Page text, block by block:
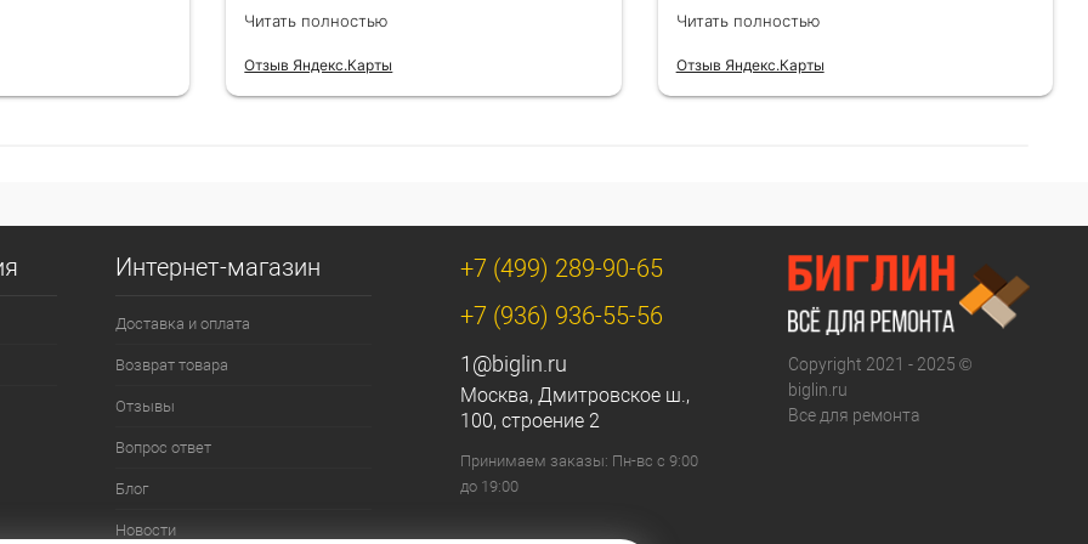
в
лишней суеты.
Читать полностью
Отзыв Яндекс.Карты
Цены адекватные.
Читать полностью
Отзыв Яндекс.Карты
Интернет-магазин
Доставка и оплата
Возврат товара
Отзывы
Вопрос ответ
Блог
Новости
+7 (499) 289-90-65
+7 (936) 936-55-56
1@biglin.ru
Москва, Дмитровское ш.,
100, строение 2
Принимаем заказы: Пн-вс с 9:00
до 19:00
Copyright 2021 - 2025 ©
biglin.ru
Все для ремонта